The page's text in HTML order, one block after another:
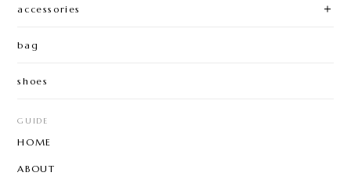
accessories
bag
shoes
GUIDE
HOME
ABOUT